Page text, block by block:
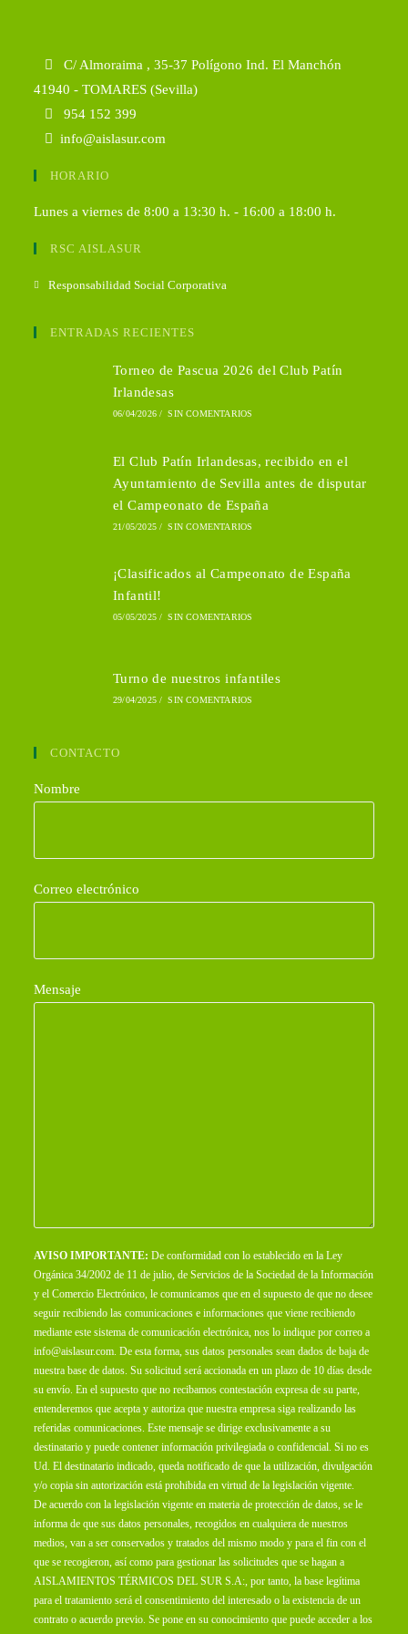
C/ Almoraima , 35-37 Polígono Ind. El Manchón
41940 - TOMARES (Sevilla)
954 152 399
info@aislasur.com
HORARIO
Lunes a viernes de 8:00 a 13:30 h. - 16:00 a 18:00 h.
RSC AISLASUR
Responsabilidad Social Corporativa
ENTRADAS RECIENTES
Torneo de Pascua 2026 del Club Patín
Irlandesas
06/04/2026 / SIN COMENTARIOS
El Club Patín Irlandesas, recibido en el
Ayuntamiento de Sevilla antes de disputar
el Campeonato de España
21/05/2025 / SIN COMENTARIOS
¡Clasificados al Campeonato de España
Infantil!
05/05/2025 / SIN COMENTARIOS
Turno de nuestros infantiles
29/04/2025 / SIN COMENTARIOS
CONTACTO
Nombre
Correo electrónico
Mensaje
AVISO IMPORTANTE: De conformidad con lo establecido en la Ley
Orgánica 34/2002 de 11 de julio, de Servicios de la Sociedad de la Información
y el Comercio Electrónico, le comunicamos que en el supuesto de que no desee
seguir recibiendo las comunicaciones e informaciones que viene recibiendo
mediante este sistema de comunicación electrónica, nos lo indique por correo a
info@aislasur.com. De esta forma, sus datos personales sean dados de baja de
nuestra base de datos. Su solicitud será accionada en un plazo de 10 días desde
su envío. En el supuesto que no recibamos contestación expresa de su parte,
entenderemos que acepta y autoriza que nuestra empresa siga realizando las
referidas comunicaciones. Este mensaje se dirige exclusivamente a su
destinatario y puede contener información privilegiada o confidencial. Si no es
Ud. El destinatario indicado, queda notificado de que la utilización, divulgación
y/o copia sin autorización está prohibida en virtud de la legislación vigente.
De acuerdo con la legislación vigente en materia de protección de datos, se le
informa de que sus datos personales, recogidos en cualquiera de nuestros
medios, van a ser conservados y tratados del mismo modo y para el fin con el
que se recogieron, así como para gestionar las solicitudes que se hagan a
AISLAMIENTOS TÉRMICOS DEL SUR S.A:, por tanto, la base legítima
para el tratamiento será el consentimiento del interesado o la existencia de un
contrato o acuerdo previo. Se pone en su conocimiento que puede acceder a los